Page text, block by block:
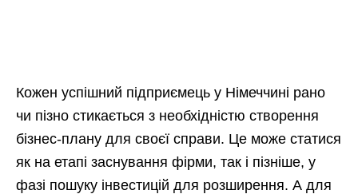
Кожен успішний підприємець у Німеччині рано
чи пізно стикається з необхідністю створення
бізнес-плану для своєї справи. Це може статися
як на етапі заснування фірми, так і пізніше, у
фазі пошуку інвестицій для розширення. А для